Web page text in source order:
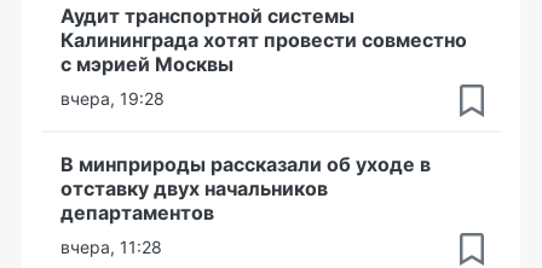
Аудит транспортной системы
Калининграда хотят провести совместно
с мэрией Москвы
вчера, 19:28
В минприроды рассказали об уходе в
отставку двух начальников
департаментов
вчера, 11:28